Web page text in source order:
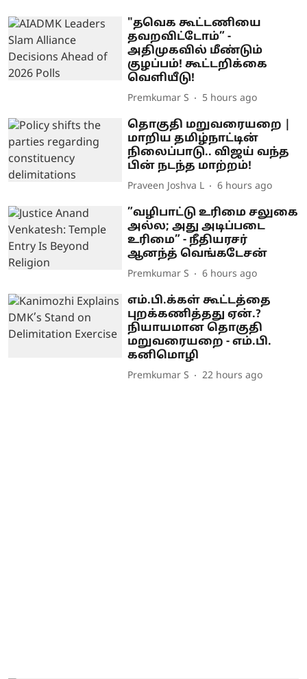
"தவெக கூட்டணியை
தவறவிட்டோம்” -
அதிமுகவில் மீண்டும்
குழப்பம்! கூட்டறிக்கை
வெளியீடு!
Premkumar S 5 hours ago
தொகுதி மறுவரையறை |
மாறிய தமிழ்நாட்டின்
நிலைப்பாடு.. விஜய் வந்த
பின் நடந்த மாற்றம்!
Praveen Joshva L 6 hours ago
”வழிபாட்டு உரிமை சலுகை
அல்ல; அது அடிப்படை
உரிமை” - நீதியரசர்
ஆனந்த் வெங்கடேசன்
Premkumar S 6 hours ago
எம்.பி.க்கள் கூட்டத்தை
புறக்கணித்தது ஏன்.?
நியாயமான தொகுதி
மறுவரையறை - எம்.பி.
கனிமொழி
Premkumar S 22 hours ago